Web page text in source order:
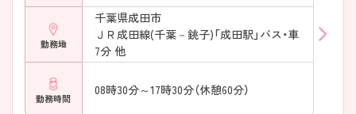
勤務地
千葉県成田市
ＪＲ成田線(千葉－銚子)「成田駅」バス・車
7分 他
勤務時間
08時30分～17時30分（休憩60分）